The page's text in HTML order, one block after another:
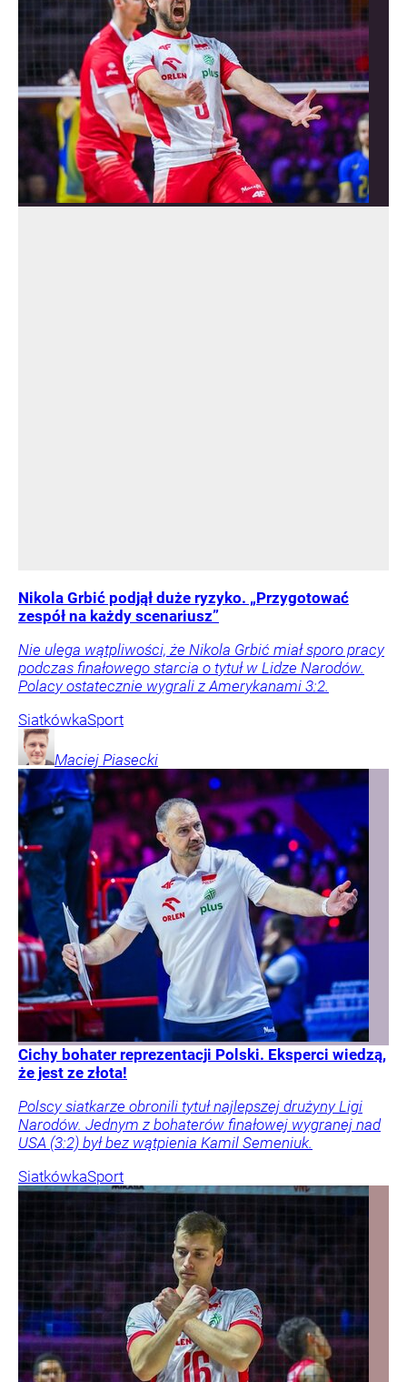
Nikola Grbić podjął duże ryzyko. „Przygotować
zespół na każdy scenariusz”
Nie ulega wątpliwości, że Nikola Grbić miał sporo pracy
podczas finałowego starcia o tytuł w Lidze Narodów.
Polacy ostatecznie wygrali z Amerykanami 3:2.
SiatkówkaSport
Maciej Piasecki
Cichy bohater reprezentacji Polski. Eksperci wiedzą,
że jest ze złota!
Polscy siatkarze obronili tytuł najlepszej drużyny Ligi
Narodów. Jednym z bohaterów finałowej wygranej nad
USA (3:2) był bez wątpienia Kamil Semeniuk.
SiatkówkaSport